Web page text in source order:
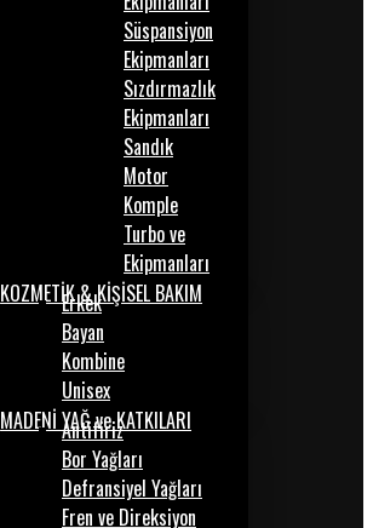
Süspansiyon
Ekipmanları
Sızdırmazlık
Ekipmanları
Sandık
Motor
Komple
Turbo ve
Ekipmanları
KOZMETİK & KİŞİSEL BAKIM
Erkek
Bayan
Kombine
Unisex
MADENİ YAĞ ve KATKILARI
Antifiriz
Bor Yağları
Defransiyel Yağları
Fren ve Direksiyon